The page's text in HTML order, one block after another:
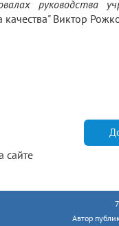
руководства
Виктор
сайте
Автор